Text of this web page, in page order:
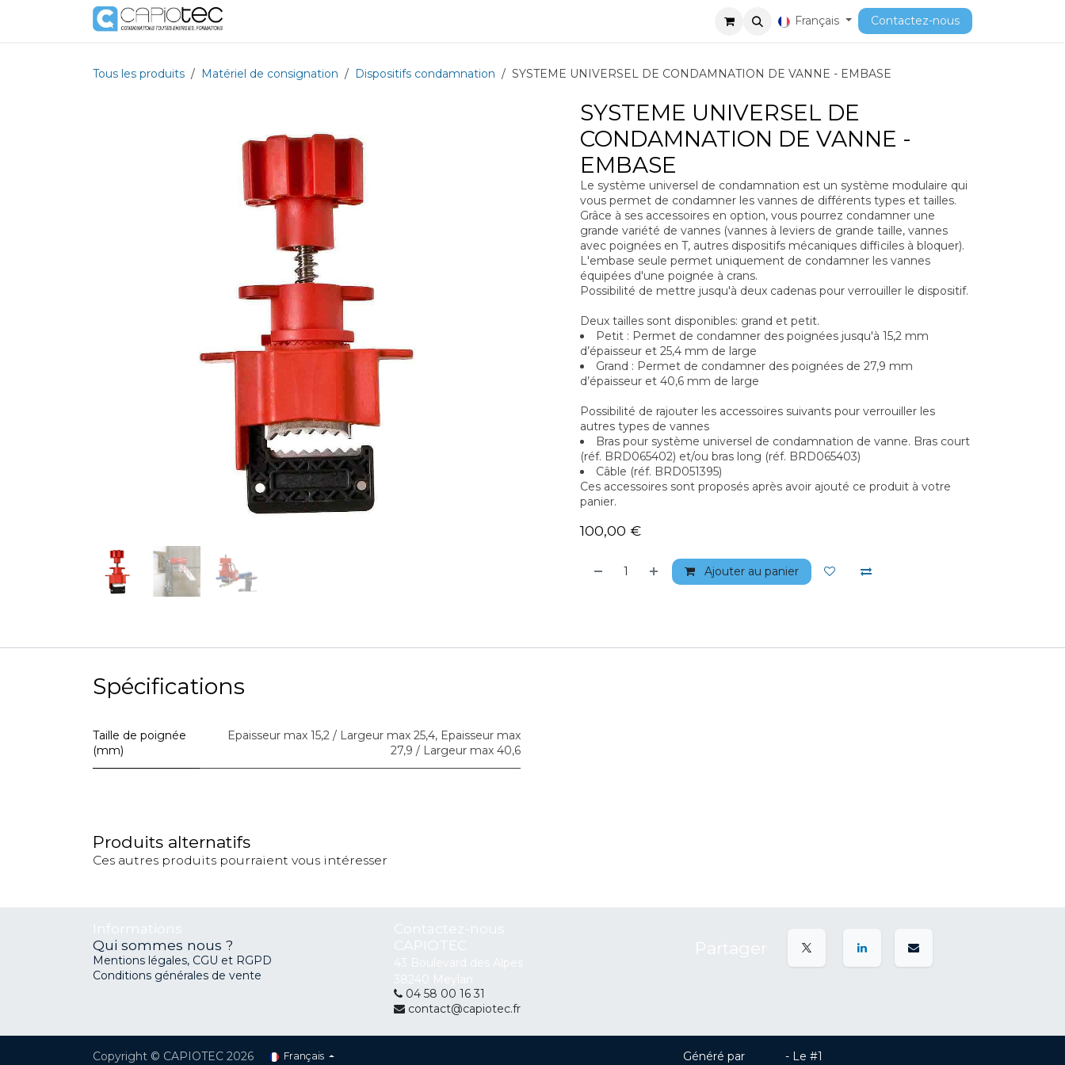
Se rendre au contenu
Recrutement Cours Français Contactez-nous
Tous les produits Matériel de consignation Dispositifs condamnation SYSTEME UNIVERSEL DE CONDAMNATION DE VANNE - EMBASE
SYSTEME UNIVERSEL DE
CONDAMNATION DE VANNE -
EMBASE
Le système universel de condamnation est un système modulaire qui
vous permet de condamner les vannes de différents types et tailles.
Grâce à ses accessoires en option, vous pourrez condamner une
grande variété de vannes (vannes à leviers de grande taille, vannes
avec poignées en T, autres dispositifs mécaniques difficiles à bloquer).
L'embase seule permet uniquement de condamner les vannes
équipées d'une poignée à crans.
Possibilité de mettre jusqu'à deux cadenas pour verrouiller le dispositif.
Deux tailles sont disponibles: grand et petit.
Petit : Permet de condamner des poignées jusqu'à 15,2 mm
d’épaisseur et 25,4 mm de large
Grand : Permet de condamner des poignées de 27,9 mm
d’épaisseur et 40,6 mm de large
Possibilité de rajouter les accessoires suivants pour verrouiller les
autres types de vannes
Bras pour système universel de condamnation de vanne. Bras court
(réf. BRD065402) et/ou bras long (réf. BRD065403)
Câble (réf. BRD051395)
Ces accessoires sont proposés après avoir ajouté ce produit à votre
panier.
100,00 €
Ajouter au panier
Spécifications
Taille de poignée
(mm)
Epaisseur max 15,2 / Largeur max 25,4, Epaisseur max
27,9 / Largeur max 40,6
Produits alternatifs
Ces autres produits pourraient vous intéresser
Qui sommes nous ?
Mentions légales, CGU et RGPD
Conditions générales de vente
04 58 00 16 31
contact@capiotec.fr
Copyright © CAPIOTEC 2026 Français Généré par - Le #1